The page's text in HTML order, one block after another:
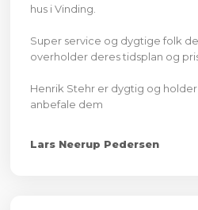
hus i Vinding.
Super service og dygtige folk
overholder deres tidsplan og
Henrik Stehr er dygtig og
anbefale dem
Lars Neerup Pedersen